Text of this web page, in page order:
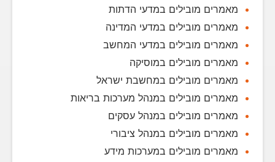
מאמרים מובילים במדעי הדתות
מאמרים מובילים במדעי המדינה
מאמרים מובילים במדעי המחשב
מאמרים מובילים במוסיקה
מאמרים מובילים במחשבת ישראל
מאמרים מובילים במנהל מערכות בריאות
מאמרים מובילים במנהל עסקים
מאמרים מובילים במנהל ציבורי
מאמרים מובילים במערכות מידע